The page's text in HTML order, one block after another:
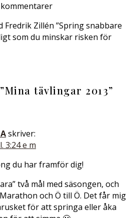
Fredrik Zillén ”Spring snabbare
som du minskar risken för
Mina tävlingar 2013”
skriver:
3:24 e m
du har framför dig!
två mål med säsongen, och
och Ö till Ö. Det får mig
för att springa eller åka